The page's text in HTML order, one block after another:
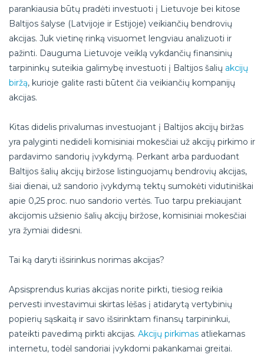
parankiausia būtų pradėti investuoti į Lietuvoje bei kitose
Baltijos šalyse (Latvijoje ir Estijoje) veikiančių bendrovių
akcijas. Juk vietinę rinką visuomet lengviau analizuoti ir
pažinti. Dauguma Lietuvoje veiklą vykdančių finansinių
tarpininkų suteikia galimybę investuoti į Baltijos šalių akcijų
biržą, kurioje galite rasti būtent čia veikiančių kompanijų
akcijas.
Kitas didelis privalumas investuojant į Baltijos akcijų biržas
yra palyginti nedideli komisiniai mokesčiai už akcijų pirkimo ir
pardavimo sandorių įvykdymą. Perkant arba parduodant
Baltijos šalių akcijų biržose listinguojamų bendrovių akcijas,
šiai dienai, už sandorio įvykdymą tektų sumokėti vidutiniškai
apie 0,25 proc. nuo sandorio vertės. Tuo tarpu prekiaujant
akcijomis užsienio šalių akcijų biržose, komisiniai mokesčiai
yra žymiai didesni.
Tai ką daryti išsirinkus norimas akcijas?
Apsisprendus kurias akcijas norite pirkti, tiesiog reikia
pervesti investavimui skirtas lėšas į atidarytą vertybinių
popierių sąskaitą ir savo išsirinktam finansų tarpininkui,
pateikti pavedimą pirkti akcijas. Akcijų pirkimas atliekamas
internetu, todėl sandoriai įvykdomi pakankamai greitai.